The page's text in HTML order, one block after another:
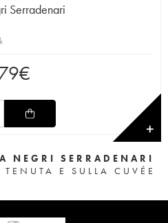
Serradenari
€
✕
NEGRI SERRADENARI
E SULLA CUVÉE